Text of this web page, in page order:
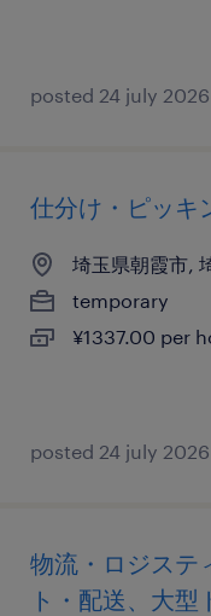
posted 24 july 2026
仕分け・ピッキ
埼玉県朝霞市,
temporary
¥1337.00 per
posted 24 july 2026
物流・ロジステ
ト・配送、大